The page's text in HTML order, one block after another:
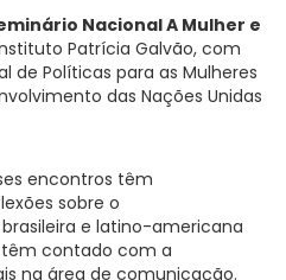
Nacional A Mulher e
Patrícia Galvão, com
de Políticas para as Mulheres
das Nações Unidas
encontros têm
sobre o
e latino-americana
contado com a
na área de comunicação.